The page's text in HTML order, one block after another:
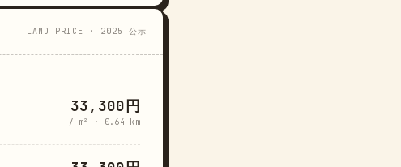
LAND PRICE · 2025 公示
33,300円
/ m² · 0.64 km